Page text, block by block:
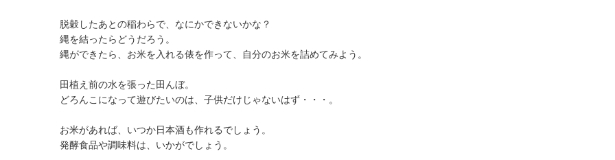
脱穀したあとの稲わらで、なにかできないかな？
縄を結ったらどうだろう。
縄ができたら、お米を入れる俵を作って、自分のお米を詰めてみよう。
田植え前の水を張った田んぼ。
どろんこになって遊びたいのは、子供だけじゃないはず・・・。
お米があれば、いつか日本酒も作れるでしょう。
発酵食品や調味料は、いかがでしょう。